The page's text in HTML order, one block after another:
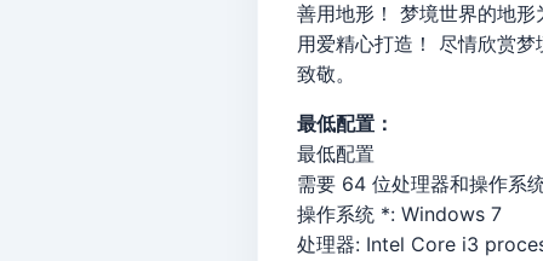
善用地形！ 梦境世界的地形
用爱精心打造！ 尽情欣赏
致敬。
最低配置：
最低配置
需要 64 位处理器和操作系
操作系统 *: Windows 7
处理器: Intel Core i3